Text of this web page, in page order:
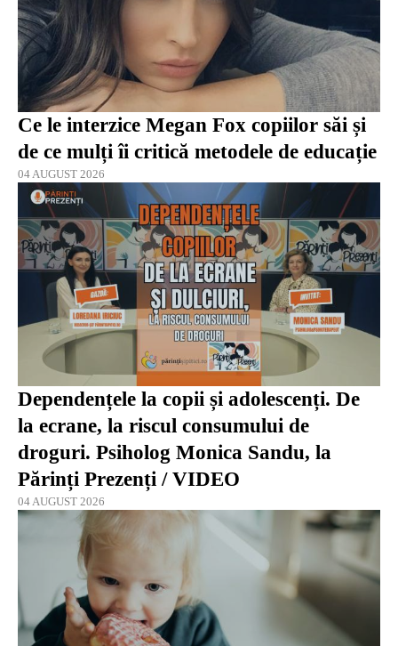
Ce le interzice Megan Fox copiilor săi și
de ce mulți îi critică metodele de educație
04 AUGUST 2026
Dependențele la copii și adolescenți. De
la ecrane, la riscul consumului de
droguri. Psiholog Monica Sandu, la
Părinți Prezenți / VIDEO
04 AUGUST 2026